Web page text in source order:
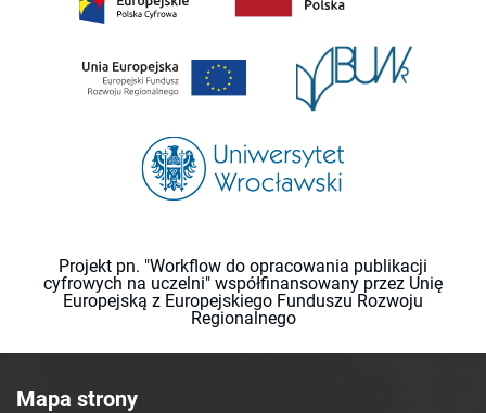
Projekt pn. "Workflow do opracowania publikacji
cyfrowych na uczelni" współfinansowany przez Unię
Europejską z Europejskiego Funduszu Rozwoju
Regionalnego
Mapa strony